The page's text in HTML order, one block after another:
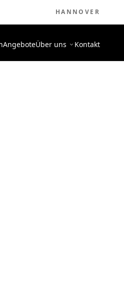
HANNOVER
AngeboteÜber uns Kontakt